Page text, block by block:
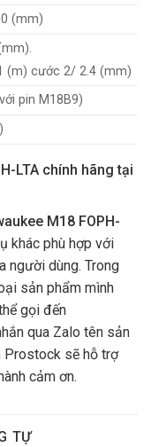
(mm)
(m) cước 2/ 2.4 (mm)
pin M18B9)
LTA chính hãng tại
M18 FOPH-
khác phù hợp với
người dùng. Trong
sản phẩm mình
gọi đến
qua Zalo tên sản
Prostock sẽ hỗ trợ
cảm ơn.
TỰ